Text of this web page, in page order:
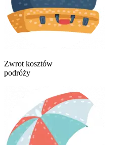
Zwrot kosztów
podróży